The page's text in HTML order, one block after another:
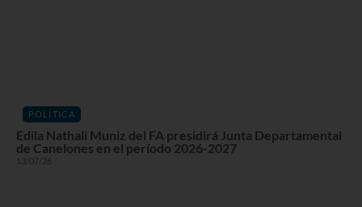
POLÍTICA
Edila Nathali Muniz del FA presidirá Junta Departamental
de Canelones en el período 2026-2027
13/07/26